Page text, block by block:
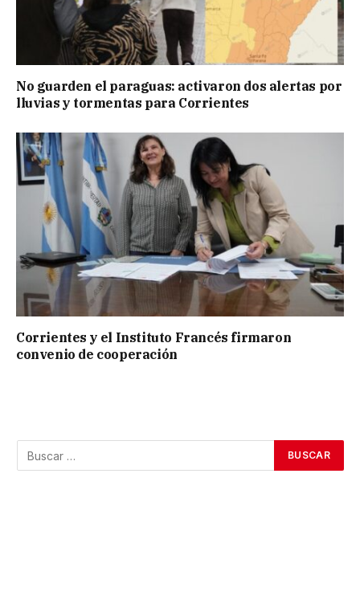
No guarden el paraguas: activaron dos alertas por
lluvias y tormentas para Corrientes
Corrientes y el Instituto Francés firmaron
convenio de cooperación